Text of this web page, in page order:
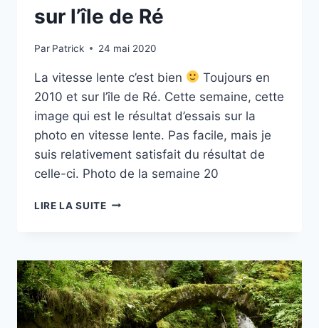
sur l’île de Ré
Par Patrick 24 mai 2020
La vitesse lente c’est bien
Toujours en
2010 et sur l’île de Ré. Cette semaine, cette
image qui est le résultat d’essais sur la
photo en vitesse lente. Pas facile, mais je
suis relativement satisfait du résultat de
celle-ci. Photo de la semaine 20
LIRE LA SUITEPROJET
–
PÊCHEUR
SUR
L’ÎLE
DE